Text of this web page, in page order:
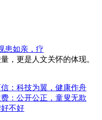
患如亲，疗
，更是人文关怀的体现。
：科技为翼，健康作舟
：公开公正，童叟无欺
不好